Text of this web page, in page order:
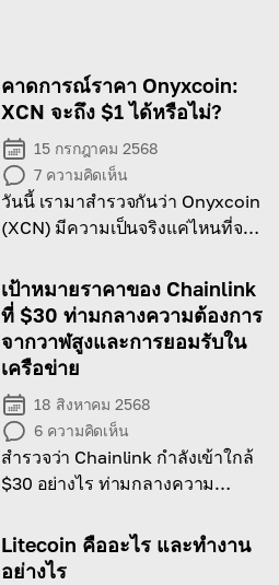
คาดการณ์ราคา Onyxcoin:
XCN จะถึง $1 ได้หรือไม่?
15 กรกฎาคม 2568
7 ความคิดเห็น
วันนี้ เรามาสำรวจกันว่า Onyxcoin
(XCN) มีความเป็นจริงแค่ไหนที่จะ
เป้าหมายราคาของ Chainlink
ที่ $30 ท่ามกลางความต้องการ
จากวาฬสูงและการยอมรับใน
เครือข่าย
18 สิงหาคม 2568
6 ความคิดเห็น
สำรวจว่า Chainlink กำลังเข้าใกล้
$30 อย่างไร ท่ามกลางความ
ยอมรับในเครือข่าย
Litecoin คืออะไร และทำงาน
อย่างไร